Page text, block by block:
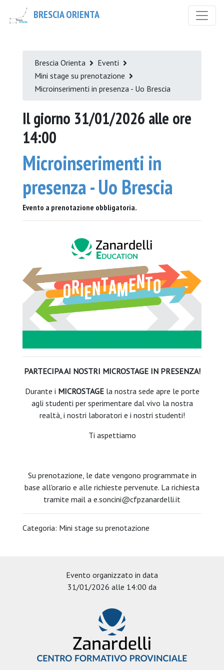
BRESCIA ORIENTA
Brescia Orienta
Eventi
Mini stage su prenotazione
Microinserimenti in presenza - Uo Brescia
Il giorno 31/01/2026 alle ore
14:00
Microinserimenti in
presenza - Uo Brescia
Evento a prenotazione obbligatoria.
PARTECIPA AI NOSTRI MICROSTAGE IN PRESENZA!
Durante i MICROSTAGE la nostra sede apre le porte
agli studenti per sperimentare dal vivo la nostra
realtà, i nostri laboratori e i nostri studenti!
Ti aspettiamo
Su prenotazione, le date vengono programmate in
base all'orario e alle richieste pervenute. La richiesta
tramite mail a e.soncini@cfpzanardelli.it
Categoria: Mini stage su prenotazione
Evento organizzato in data
31/01/2026 alle 14:00 da